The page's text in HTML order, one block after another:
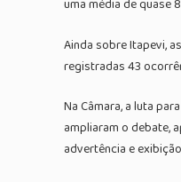
uma média de quase
Ainda sobre Itapevi,
registradas 43
Na Câmara, a luta
ampliaram o debate,
advertência e